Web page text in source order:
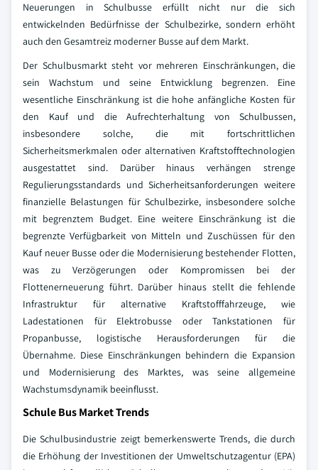
Neuerungen in Schulbusse erfüllt nicht nur die sich
entwickelnden Bedürfnisse der Schulbezirke, sondern erhöht
auch den Gesamtreiz moderner Busse auf dem Markt.
Der Schulbusmarkt steht vor mehreren Einschränkungen, die
sein Wachstum und seine Entwicklung begrenzen. Eine
wesentliche Einschränkung ist die hohe anfängliche Kosten für
den Kauf und die Aufrechterhaltung von Schulbussen,
insbesondere solche, die mit fortschrittlichen
Sicherheitsmerkmalen oder alternativen Kraftstofftechnologien
ausgestattet sind. Darüber hinaus verhängen strenge
Regulierungsstandards und Sicherheitsanforderungen weitere
finanzielle Belastungen für Schulbezirke, insbesondere solche
mit begrenztem Budget. Eine weitere Einschränkung ist die
begrenzte Verfügbarkeit von Mitteln und Zuschüssen für den
Kauf neuer Busse oder die Modernisierung bestehender Flotten,
was zu Verzögerungen oder Kompromissen bei der
Flottenerneuerung führt. Darüber hinaus stellt die fehlende
Infrastruktur für alternative Kraftstofffahrzeuge, wie
Ladestationen für Elektrobusse oder Tankstationen für
Propanbusse, logistische Herausforderungen für die
Übernahme. Diese Einschränkungen behindern die Expansion
und Modernisierung des Marktes, was seine allgemeine
Wachstumsdynamik beeinflusst.
Schule Bus Market Trends
Die Schulbusindustrie zeigt bemerkenswerte Trends, die durch
die Erhöhung der Investitionen der Umweltschutzagentur (EPA)